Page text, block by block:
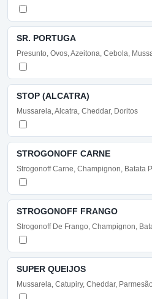
SR. PORTUGA
Presunto, Ovos, Azeitona, Cebola,
STOP (ALCATRA)
Mussarela, Alcatra, Cheddar, Doritos
STROGONOFF CARNE
Strogonoff Carne, Champignon, Batata
STROGONOFF FRANGO
Strogonoff De Frango, Champignon,
SUPER QUEIJOS
Mussarela, Catupiry, Cheddar,